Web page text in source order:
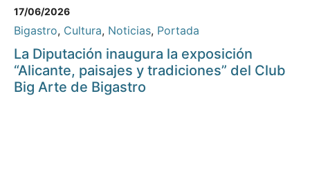
17/06/2026
Bigastro, Cultura, Noticias, Portada
La Diputación inaugura la exposición
“Alicante, paisajes y tradiciones” del Club
Big Arte de Bigastro